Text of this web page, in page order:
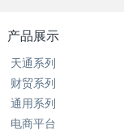
产品展示
天通系列
财贸系列
通用系列
电商平台